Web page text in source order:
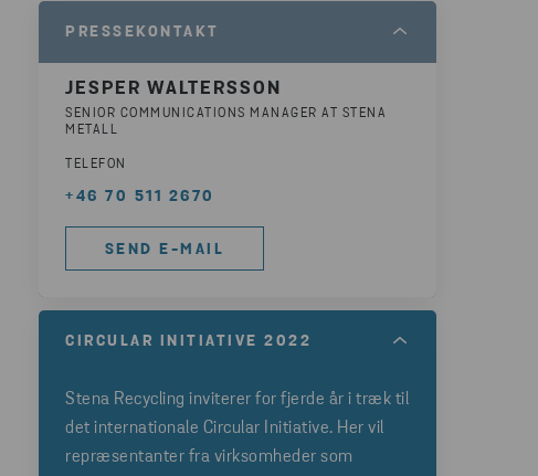
PRESSEKONTAKT
JESPER WALTERSSON
SENIOR COMMUNICATIONS MANAGER AT STENA
METALL
TELEFON
+46 70 511 2670
SEND E-MAIL
CIRCULAR INITIATIVE 2022
Stena Recycling inviterer for fjerde år i træk til
det internationale Circular Initiative. Her vil
repræsentanter fra virksomheder som